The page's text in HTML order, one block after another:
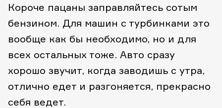
Короче пацаны заправляйтесь сотым
бензином. Для машин с турбинками это
вообще как бы необходимо, но и для
всех остальных тоже. Авто сразу
хорошо звучит, когда заводишь с утра,
отлично едет и разгоняется, прекрасно
себя ведет.